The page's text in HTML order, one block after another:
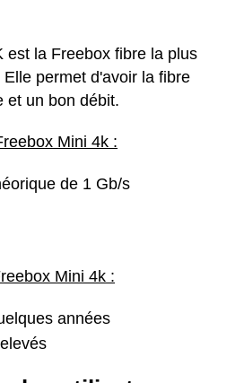
est la Freebox fibre la plus
permet d'avoir la fibre
et un bon débit.
Mini 4k :
de 1 Gb/s
Mini 4k :
années